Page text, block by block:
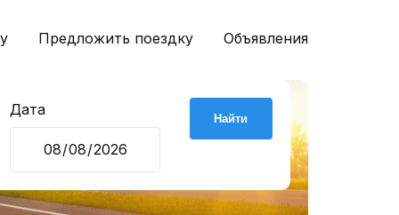
Предложить поездку Объявления
Дата